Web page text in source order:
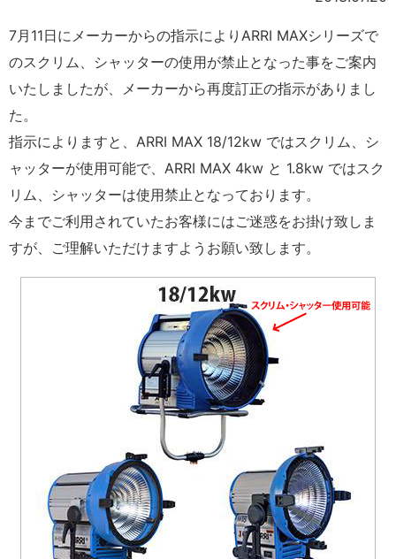
7月11日にメーカーからの指示によりARRI MAXシリーズで
のスクリム、シャッターの使用が禁止となった事をご案内
いたしましたが、メーカーから再度訂正の指示がありまし
た。
指示によりますと、ARRI MAX 18/12kw ではスクリム、シ
ャッターが使用可能で、ARRI MAX 4kw と 1.8kw ではスク
リム、シャッターは使用禁止となっております。
今までご利用されていたお客様にはご迷惑をお掛け致しま
すが、ご理解いただけますようお願い致します。